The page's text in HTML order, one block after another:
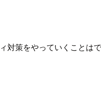
策をやっていくことは